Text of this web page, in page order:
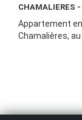
CHAMALIERES
Appartement
Chamalières, au